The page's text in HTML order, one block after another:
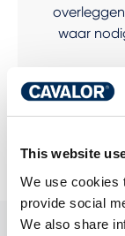
This website
We use cookies
provide social
We also share
waar